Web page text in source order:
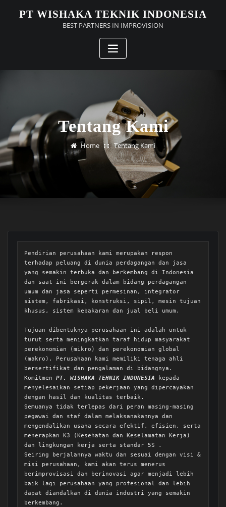
PT WISHAKA TEKNIK INDONESIA
BEST PARTNERS IN IMPROVISION
Tentang Kami
Home Tentang Kami
Pendirian perusahaan kami merupakan respon
terhadap peluang di dunia perdagangan dan jasa
yang semakin terbuka dan berkembang di Indonesia
dan saat ini bergerak dalam bidang perdagangan
umum dan jasa seperti permesinan, integrator
sistem, fabrikasi, konstruksi, sipil, mesin tujuan
khusus, sistem kebakaran dan jual beli umum.
Tujuan dibentuknya perusahaan ini adalah untuk
turut serta meningkatkan taraf hidup masyarakat
perekonomian (mikro) dan perekonomian global
(makro). Perusahaan kami memiliki tenaga ahli
bersertifikat dan pengalaman di bidangnya.
Komitmen PT. WISHAKA TEHNIK INDONESIA kepada
menyelesaikan setiap pekerjaan yang dipercayakan
dengan hasil dan kualitas terbaik.
Semuanya tidak terlepas dari peran masing-masing
pegawai dan staf dalam melaksanakannya dan
mengendalikan usaha secara efektif, efisien, serta
menerapkan K3 (Kesehatan dan Keselamatan Kerja)
dan lingkungan kerja serta standar 5S .
Seiring berjalannya waktu dan sesuai dengan visi &
misi perusahaan, kami akan terus menerus
berimprovisasi dan berinovasi agar menjadi lebih
baik lagi perusahaan yang profesional dan lebih
dapat diandalkan di dunia industri yang semakin
berkembang.